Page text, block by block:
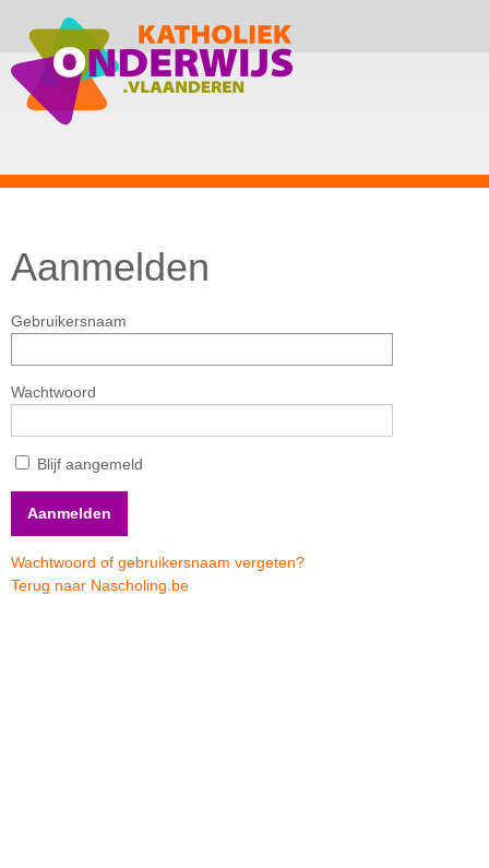
Aanmelden
Gebruikersnaam
Wachtwoord
Blijf aangemeld
Wachtwoord of gebruikersnaam vergeten?
Terug naar Nascholing.be